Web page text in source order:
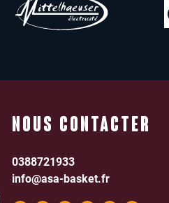
NOUS CONTACTER
0388721933
info@asa-basket.fr